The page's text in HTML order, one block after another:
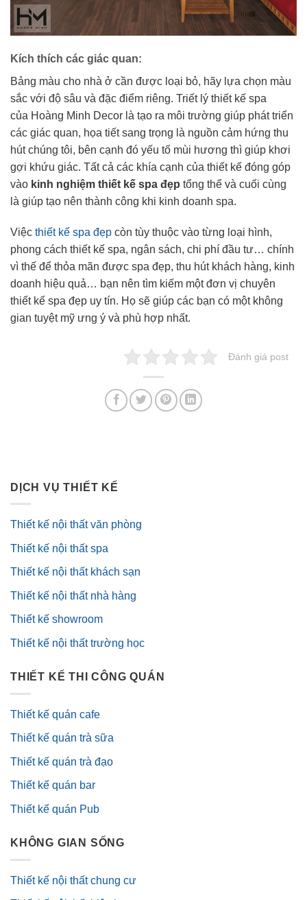
Kích thích các giác quan:
Bảng màu cho nhà ở cần được loại bỏ, hãy lựa chọn màu
sắc với độ sâu và đặc điểm riêng. Triết lý thiết kế spa
của Hoàng Minh Decor là tạo ra môi trường giúp phát triển
các giác quan, họa tiết sang trọng là nguồn cảm hứng thu
hút chúng tôi, bên cạnh đó yếu tố mùi hương thì giúp khơi
gợi khứu giác. Tất cả các khía cạnh của thiết kế đóng góp
vào kinh nghiệm thiết kế spa đẹp tổng thể và cuối cùng
là giúp tạo nên thành công khi kinh doanh spa.
Việc thiết kế spa đẹp còn tùy thuộc vào từng loại hình,
phong cách thiết kế spa, ngân sách, chi phí đầu tư… chính
vì thế để thỏa mãn được spa đẹp, thu hút khách hàng, kinh
doanh hiệu quả… bạn nên tìm kiếm một đơn vị chuyên
thiết kế spa đẹp uy tín. Họ sẽ giúp các bạn có một không
gian tuyệt mỹ ưng ý và phù hợp nhất.
Đánh giá post
DỊCH VỤ THIẾT KẾ
Thiết kế nội thất văn phòng
Thiết kế nội thất spa
Thiết kế nội thất khách sạn
Thiết kế nội thất nhà hàng
Thiết kế showroom
Thiết kế nội thất trường học
THIẾT KẾ THI CÔNG QUÁN
Thiết kế quán cafe
Thiết kế quán trà sữa
Thiết kế quán trà đạo
Thiết kế quán bar
Thiết kế quán Pub
KHÔNG GIAN SỐNG
Thiết kế nội thất chung cư